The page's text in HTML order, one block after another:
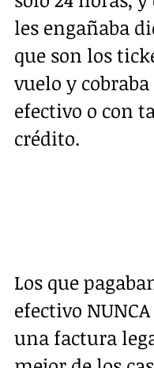
les engañaba
que son los
vuelo y cobraba
efectivo o con
crédito.
Los que
efectivo
una factura